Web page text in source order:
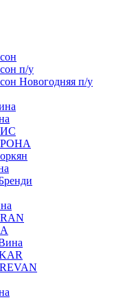
п/у
Новогодняя п/у